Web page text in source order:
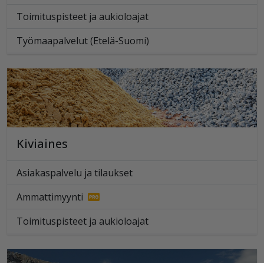
Toimituspisteet ja aukioloajat
Työmaapalvelut (Etelä-Suomi)
Kiviaines
Asiakaspalvelu ja tilaukset
Ammattimyynti
Toimituspisteet ja aukioloajat